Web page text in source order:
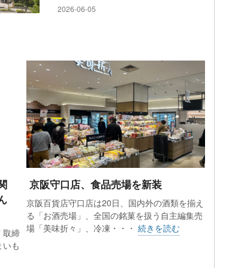
2026-06-05
取締
も
京阪守口店、食品売場を新装
京阪百貨店守口店は20日、国内外の酒類を揃え
る「お酒売場」、全国の銘菓を扱う自主編集売
場「美味折々」、冷凍・・・ 続きを読む